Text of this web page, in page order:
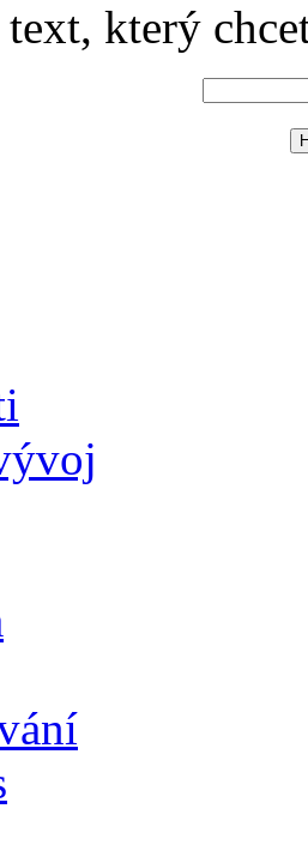
který